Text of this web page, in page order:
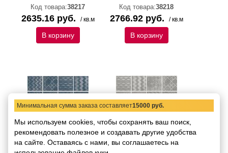
Код товара:38217
2635.16 руб. / кв.м
В корзину
Код товара:38218
2766.92 руб. / кв.м
В корзину
Керамогранит
универсальный Atrivm
Cuadrado Glam Blue (8
Керамогранит
универсальный Atrivm
Cuadrado Glam Grey (8
Минимальная сумма заказа составляет15000 руб.
Мы используем cookies, чтобы сохранять ваш поиск,
рекомендовать полезное и создавать другие удобства
на сайте. Оставаясь с нами, вы соглашаетесь на